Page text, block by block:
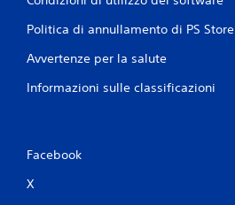
Politica di annullamento di PS Store
Avvertenze per la salute
Informazioni sulle classificazioni
Facebook
X